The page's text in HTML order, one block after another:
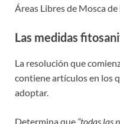
Áreas Libres de Mosca de
Las medidas
La resolución que
contiene artículos en los
adoptar.
Determina que “todas las